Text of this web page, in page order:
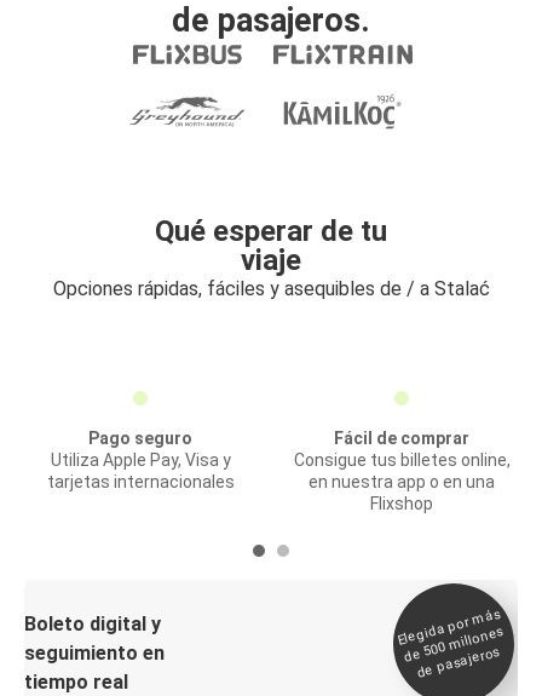
de pasajeros.
Qué esperar de tu
viaje
Opciones rápidas, fáciles y asequibles de / a Stalać
Pago seguro
Utiliza Apple Pay, Visa y
tarjetas internacionales
Fácil de comprar
Consigue tus billetes online,
en nuestra app o en una
Flixshop
Boleto digital y
seguimiento en
tiempo real
Elegida por
más
de 500
millones
de pasajeros